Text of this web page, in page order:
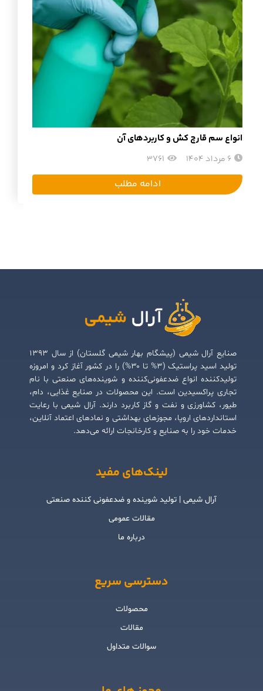
انواع سم قارچ کش و کاربردهای آن
6 مرداد 1404 3761
ادامه مطلب
صنایع آرال شیمی (پیشگام بهار شیمی گلستان) از سال ۱۳۹۳
تولید اسید پراستیک (۳% تا ۳۰%) را در کشور آغاز کرد و امروزه
تولیدکننده انواع ضدعفونی‌کننده و شوینده‌های صنعتی با نام
تجاری پراکسیدین است. این محصولات در صنایع غذایی، دام،
طیور، کشاورزی و نفت و گاز کاربرد دارند. آرال شیمی با رعایت
استانداردهای اروپا، مجوزهای بهداشتی و نمادهای اعتماد آنلاین،
خدمات خود را به صنایع و کارخانجات ارائه می‌دهد.
لینک‌های مفید
آرال شیمی | تولید شوینده و ضدعفونی کننده صنعتی
مقالات عمومی
درباره ما
دسترسی سریع
محصولات
مقالات
سوالات متداول